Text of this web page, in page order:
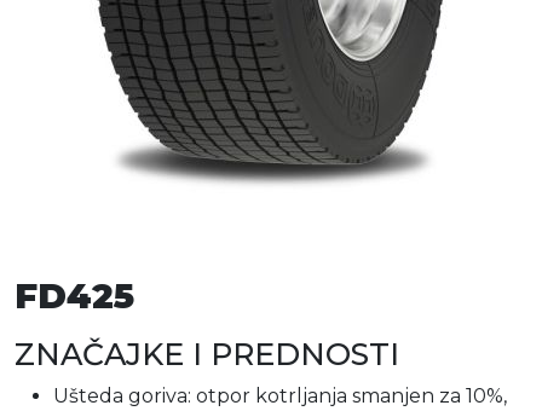
FD425
ZNAČAJKE I PREDNOSTI
Ušteda goriva: otpor kotrljanja smanjen za 10%,